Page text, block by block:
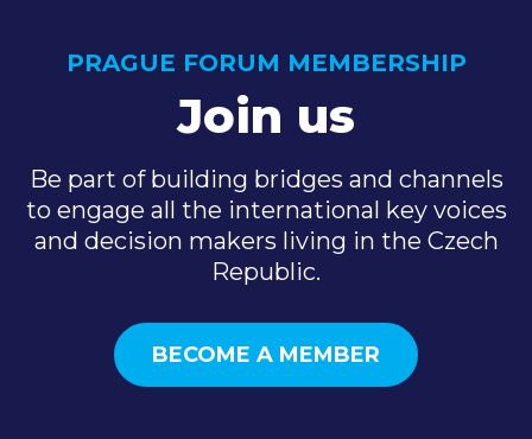
PRAGUE FORUM MEMBERSHIP
Join us
Be part of building bridges and channels
to engage all the international key voices
and decision makers living in the Czech
Republic.
BECOME A MEMBER